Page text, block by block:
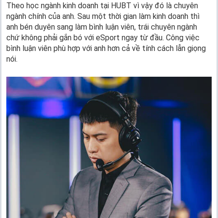
Theo học ngành kinh doanh tại HUBT vì vậy đó là chuyên
ngành chính của anh. Sau một thời gian làm kinh doanh thì
anh bén duyên sang làm bình luận viên, trái chuyên ngành
chứ không phải gắn bó với eSport ngay từ đầu. Công việc
bình luận viên phù hợp với anh hơn cả về tính cách lẫn giọng
nói.